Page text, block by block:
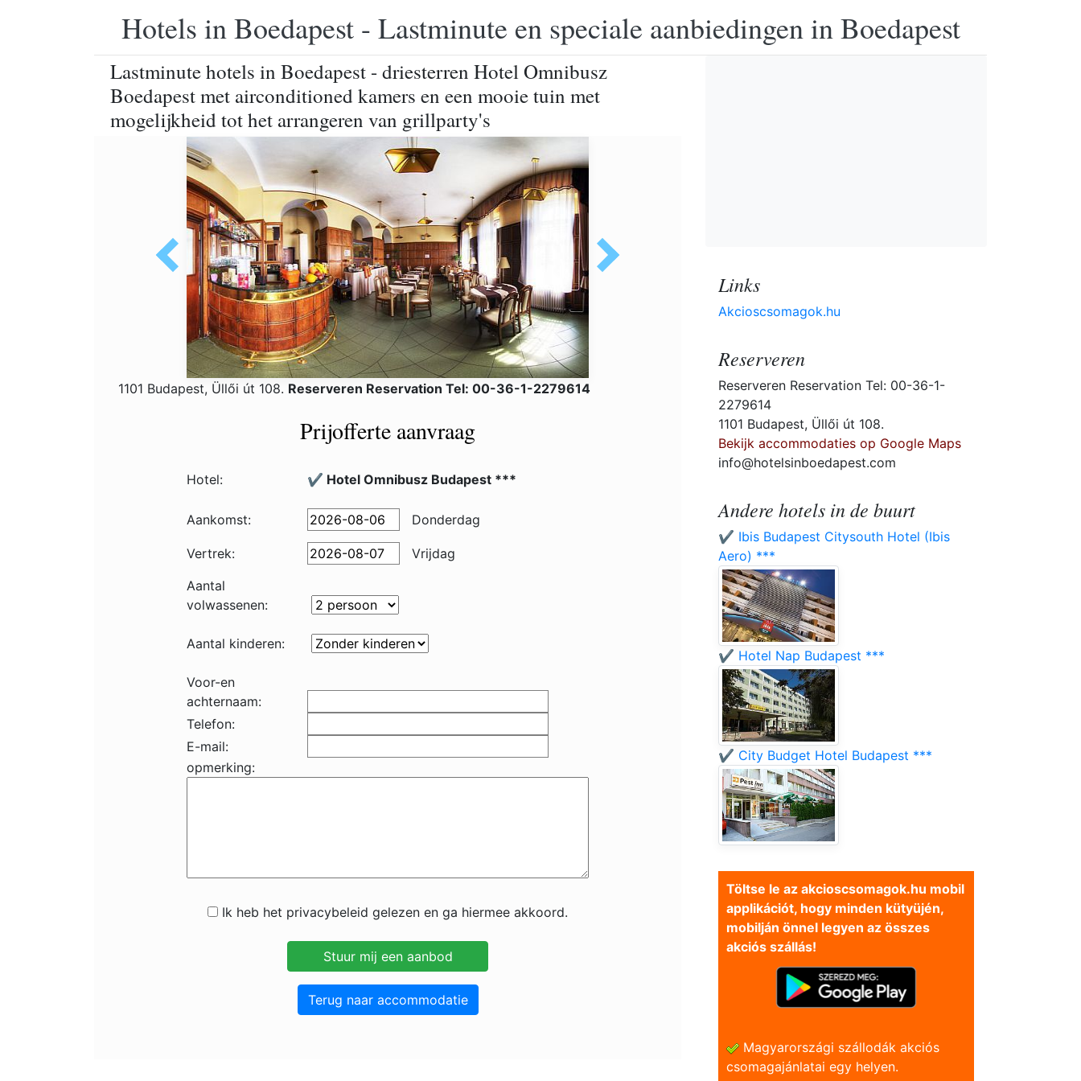
Hotels in Boedapest - Lastminute en speciale aanbiedingen in Boedapest
Lastminute hotels in Boedapest - driesterren Hotel Omnibusz
Boedapest met airconditioned kamers en een mooie tuin met
mogelijkheid tot het arrangeren van grillparty's
1101 Budapest, Üllői út 108. Reserveren Reservation Tel: 00-36-1-2279614
Prijofferte aanvraag
Hotel: ✔️ Hotel Omnibusz Budapest ***
Aankomst: Donderdag
Vertrek:
Vrijdag
Aantal
volwassenen:
Aantal kinderen:
Voor-en
achternaam:
Telefon:
E-mail:
opmerking:
Ik heb het privacybeleid gelezen en ga hiermee akkoord.
Terug naar accommodatie
Links
Akcioscsomagok.hu
Reserveren
Reserveren Reservation Tel: 00-36-1-
2279614
1101 Budapest, Üllői út 108.
Bekijk accommodaties op Google Maps
info@hotelsinboedapest.com
Andere hotels in de buurt
✔️ Ibis Budapest Citysouth Hotel (Ibis
Aero) ***
✔️ Hotel Nap Budapest ***
✔️ City Budget Hotel Budapest ***
Töltse le az akcioscsomagok.hu mobil
applikációt, hogy minden kütyüjén,
mobilján önnel legyen az összes
akciós szállás!
Magyarországi szállodák akciós
csomagajánlatai egy helyen.